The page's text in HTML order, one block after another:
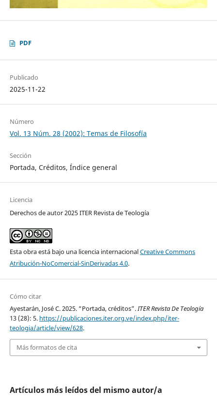
PDF
Publicado
2025-11-22
Número
Vol. 13 Núm. 28 (2002): Temas de Filosofía
Sección
Portada, Créditos, Índice general
Licencia
Derechos de autor 2025 ITER Revista de Teología
Esta obra está bajo una licencia internacionalCreative Commons
Atribución-NoComercial-SinDerivadas 4.0.
Cómo citar
Ayestarán, José C. 2025. “Portada, créditos”.ITER Revista De Teología
13 (28): 5. https://publicaciones.iter.org.ve/index.php/iter-
teologia/article/view/628.
Más formatos de cita
Artículos más leídos del mismo autor/a